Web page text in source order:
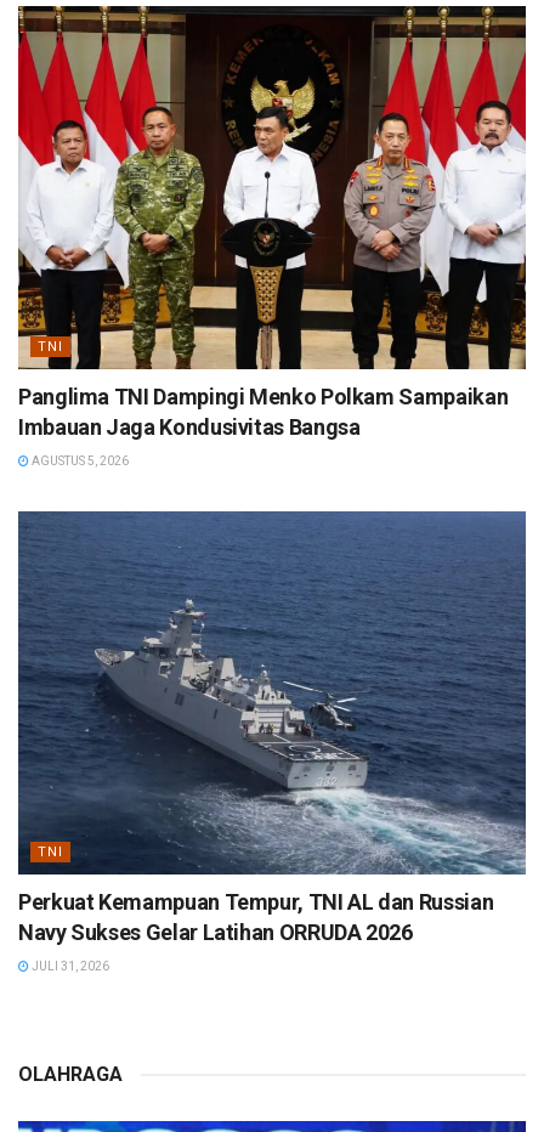
TNI
Panglima TNI Dampingi Menko Polkam Sampaikan
Imbauan Jaga Kondusivitas Bangsa
AGUSTUS 5, 2026
TNI
Perkuat Kemampuan Tempur, TNI AL dan Russian
Navy Sukses Gelar Latihan ORRUDA 2026
JULI 31, 2026
OLAHRAGA